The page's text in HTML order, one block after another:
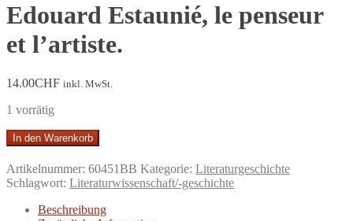
Edouard Estaunié, le penseur
et l’artiste.
14.00CHF inkl. MwSt.
1 vorrätig
Edouard
Estaunié,
le
penseur
l'artiste.
In den Warenkorb
Artikelnummer: 60451BB Kategorie: Literaturgeschichte
Schlagwort: Literaturwissenschaft/-geschichte
Beschreibung